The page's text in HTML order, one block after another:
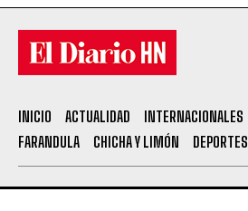
INICIO ACTUALIDAD INTERNACIONALES
FARANDULA
CHICHA Y LIMÓN DEPORTES